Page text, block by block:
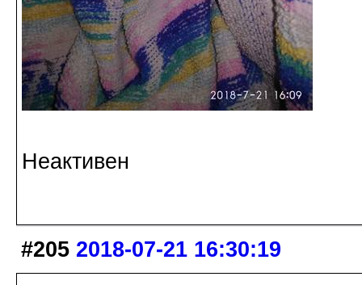
Неактивен
#205 2018-07-21 16:30:19